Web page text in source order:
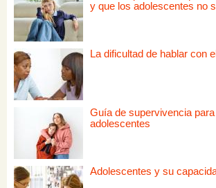
y que los adolescentes no
La dificultad de hablar con
Guía de supervivencia
adolescentes
Adolescentes y su